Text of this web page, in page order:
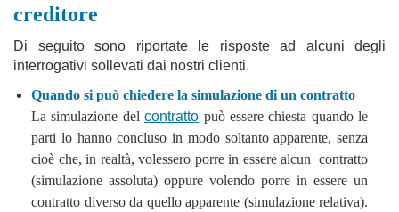
creditore
Di seguito sono riportate le risposte ad alcuni degli
interrogativi sollevati dai nostri clienti.
Quando si può chiedere la simulazione di un contratto
La simulazione delcontratto può essere chiesta quando le
parti lo hanno concluso in modo soltanto apparente, senza
cioè che, in realtà, volessero porre in essere alcun contratto
(simulazione assoluta) oppure volendo porre in essere un
contratto diverso da quello apparente (simulazione relativa).